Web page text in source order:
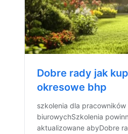
Dobre rady jak
okresowe bhp
szkolenia dla
biurowychSzkolenia
aktualizowane abyDobre